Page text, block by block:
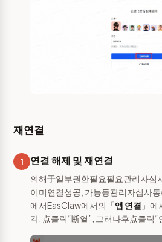
재연결
1 연결 해제 및 재연결
의해于일부권한필요필요관리자심
이미연결성공, 가능등관리자심사
에서EasClaw에서의「앱 연결 」
각, 点클릭“断열”, 그러나후点클릭“